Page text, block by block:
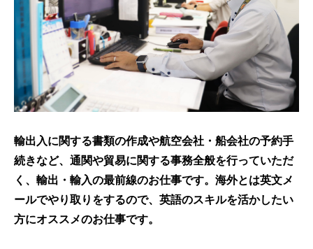
輸出入に関する書類の作成や航空会社・船会社の予約手
続きなど、通関や貿易に関する事務全般を行っていただ
く、輸出・輸入の最前線のお仕事です。海外とは英文メ
ールでやり取りをするので、英語のスキルを活かしたい
方にオススメのお仕事です。